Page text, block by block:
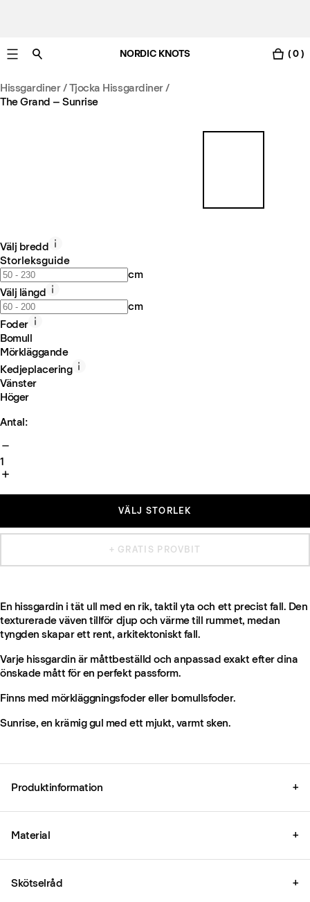
NORDIC KNOTS ( 0 )
Hissgardiner / Tjocka Hissgardiner/
The Grand – Sunrise
Välj bredd
Storleksguide
cm
Välj längd
cm
Foder
Bomull
Mörkläggande
Kedjeplacering
Vänster
Höger
Antal:
1
VÄLJ STORLEK
+ GRATIS PROVBIT
En hissgardin i tät ull med en rik, taktil yta och ett precist fall. Den
texturerade väven tillför djup och värme till rummet, medan
tyngden skapar ett rent, arkitektoniskt fall.
Varje hissgardin är måttbeställd och anpassad exakt efter dina
önskade mått för en perfekt passform.
Finns med mörkläggningsfoder eller bomullsfoder.
Sunrise, en krämig gul med ett mjukt, varmt sken.
Produktinformation +
Material +
Skötselråd +